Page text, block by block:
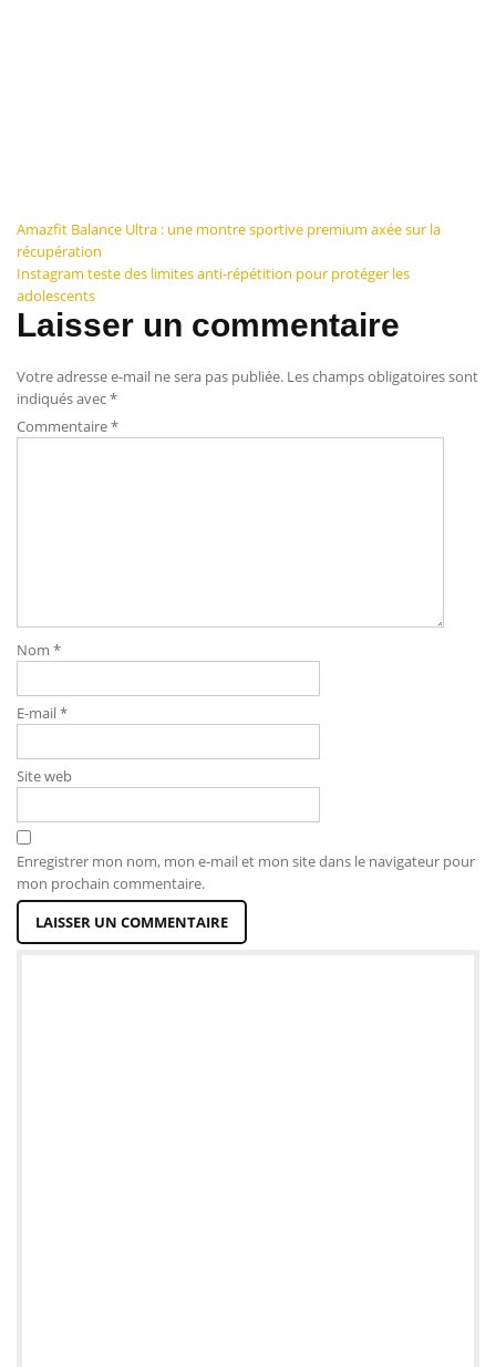
Navigation
de
l’article
Amazfit Balance Ultra : une montre sportive premium axée sur la
récupération
Instagram teste des limites anti-répétition pour protéger les
adolescents
Laisser un commentaire
Votre adresse e-mail ne sera pas publiée. Les champs obligatoires sont
indiqués avec*
Commentaire*
Nom *
E-mail*
Site web
Enregistrer mon nom, mon e-mail et mon site dans le navigateur pour
mon prochain commentaire.